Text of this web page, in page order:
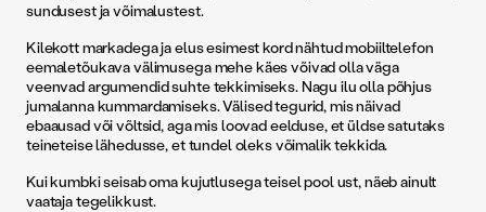
sundusest ja võimalustest.
Kilekott markadega ja elus esimest kord nähtud mobiiltelefon
eemaletõukava välimusega mehe käes võivad olla väga
veenvad argumendid suhte tekkimiseks. Nagu ilu olla põhjus
jumalanna kummardamiseks. Välised tegurid, mis näivad
ebaausad või võltsid, aga mis loovad eelduse, et üldse satutaks
teineteise lähedusse, et tundel oleks võimalik tekkida.
Kui kumbki seisab oma kujutlusega teisel pool ust, näeb ainult
vaataja tegelikkust.